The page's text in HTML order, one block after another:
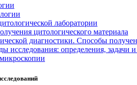
горное дело,
наземного
лаборатории
цитологического материала
диагностики. Способы
исследования: определения, задачи